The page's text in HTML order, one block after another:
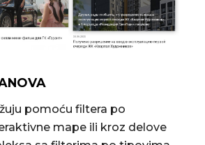
pomoću filtera po
mape ili kroz delove